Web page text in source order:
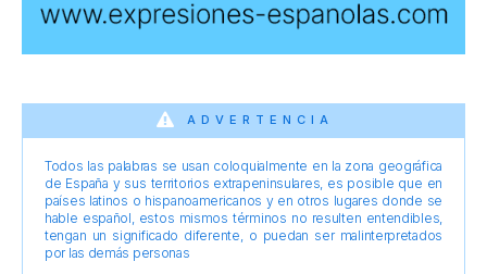
ADVERTENCIA
Todos las palabras se usan coloquialmente en la zona geográfica
de España y sus territorios extrapeninsulares, es posible que en
países latinos o hispanoamericanos y en otros lugares donde se
hable español, estos mismos términos no resulten entendibles,
tengan un significado diferente, o puedan ser malinterpretados
por las demás personas